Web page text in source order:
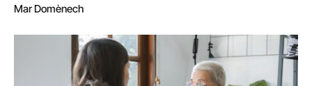
Mar Domènech